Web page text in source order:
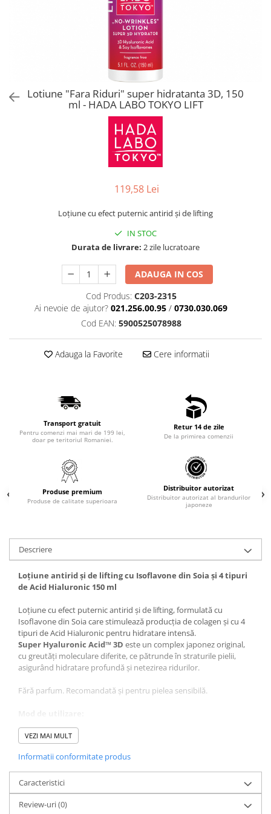
Lotiune "Fara Riduri" super hidratanta 3D, 150
ml - HADA LABO TOKYO LIFT
119,58 Lei
Loțiune cu efect puternic antirid și de lifting
IN STOC
Durata de livrare: 2 zile lucratoare
ADAUGA IN COS
Cod Produs: C203-2315
Ai nevoie de ajutor? 021.256.00.95 / 0730.030.069
Cod EAN: 5900525078988
Adauga la Favorite Cere informatii
Transport gratuit
Pentru comenzi mai mari de 199 lei,
doar pe teritoriul Romaniei.
Retur 14 de zile
De la primirea comenzii
Produse premium
Produse de calitate superioara
Distribuitor autorizat
Distribuitor autorizat al brandurilor
japoneze
Descriere
Loțiune antirid și de lifting cu Isoflavone din Soia și 4 tipuri
de Acid Hialuronic 150 ml
Loțiune cu efect puternic antirid și de lifting, formulată cu
Isoflavone din Soia care stimulează producția de colagen și cu 4
tipuri de Acid Hialuronic pentru hidratare intensă.
Super Hyaluronic Acid™ 3D este un complex japonez original,
cu greutăți moleculare diferite, ce pătrunde în straturile pielii,
asigurând hidratare profundă și netezirea ridurilor.
Fără parfum. Recomandată și pentru pielea sensibilă.
fața și gâtul curate. Poate fi folosită și pe timpul zilei, ca bază de
Ingrediente:
Diglycerin, Limnanthes Alba Seed Oil, Sodium Hyaluronate,
Hydrolyzed Hyaluronic Acid, Sodium Acetylated Hyaluronate,
VEZI MAI MULT
Informatii conformitate produs
Caracteristici
Review-uri(0)